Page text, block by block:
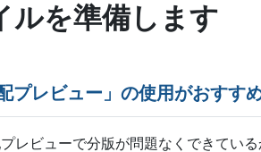
ルを準備します
プレビュー」の使用がおすす
レビューで分版が問題なくできてい